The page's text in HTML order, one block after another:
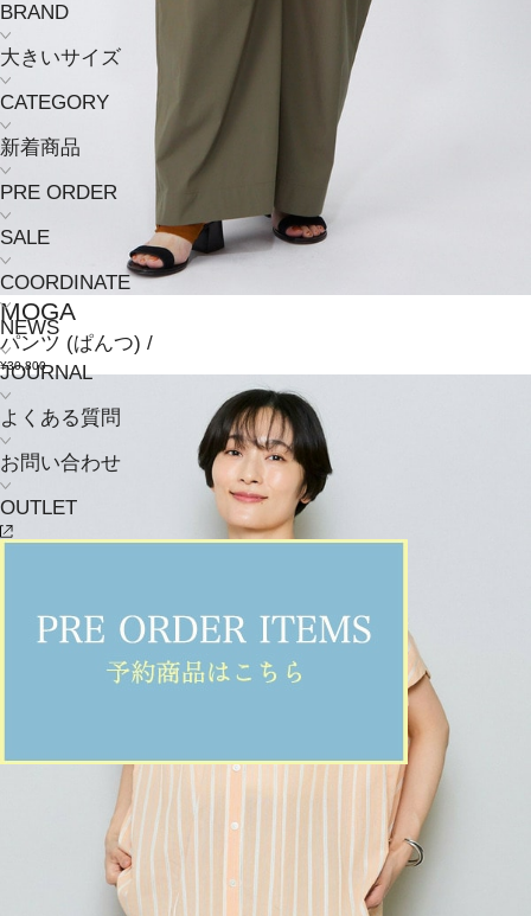
BRAND
大きいサイズ
CATEGORY
新着商品
PRE ORDER
SALE
COORDINATE
NEWS
JOURNAL
よくある質問
お問い合わせ
OUTLET
MOGA
パンツ (ぱんつ) /
¥30,800